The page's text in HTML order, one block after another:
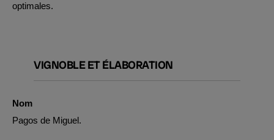
optimales.
VIGNOBLE ET ÉLABORATION
Nom
Pagos de Miguel.